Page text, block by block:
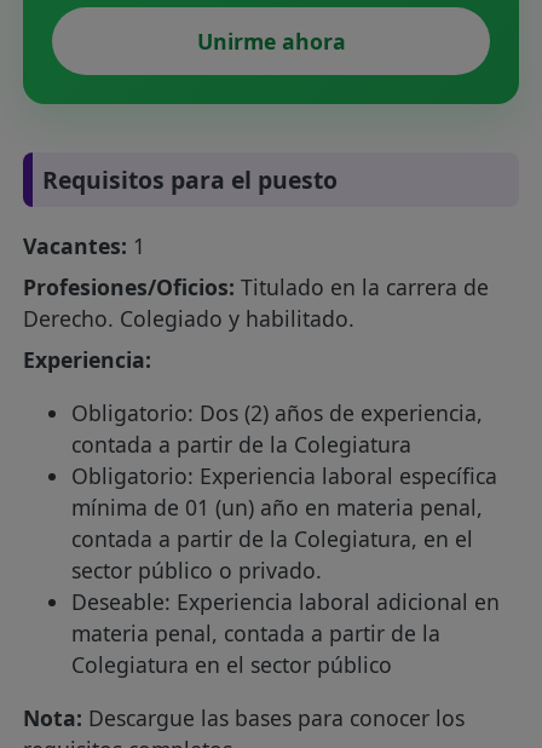
Unirme ahora
Requisitos para el puesto
Vacantes: 1
Profesiones/Oficios: Titulado en la carrera de
Derecho. Colegiado y habilitado.
Experiencia:
Obligatorio: Dos (2) años de experiencia,
contada a partir de la Colegiatura
Obligatorio: Experiencia laboral específica
mínima de 01 (un) año en materia penal,
contada a partir de la Colegiatura, en el
sector público o privado.
Deseable: Experiencia laboral adicional en
materia penal, contada a partir de la
Colegiatura en el sector público
Nota: Descargue las bases para conocer los